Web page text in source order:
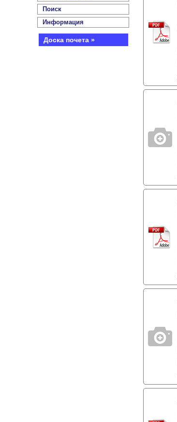
Поиск
Информация
Доска почета »